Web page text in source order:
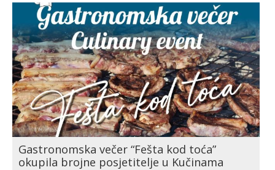
Gastronomska večer “Fešta kod toća”
okupila brojne posjetitelje u Kučinama